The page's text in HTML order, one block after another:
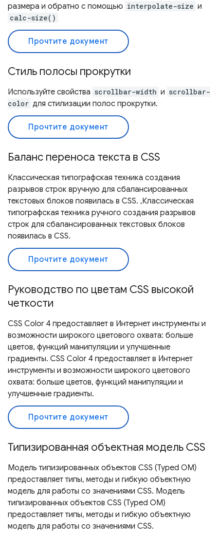
размера и обратно с помощью interpolate-size и
calc-size()
Прочтите документ
Стиль полосы прокрутки
Используйте свойства scrollbar-width и scrollbar-
color для стилизации полос прокрутки.
Прочтите документ
Баланс переноса текста в CSS
Классическая типографская техника создания
разрывов строк вручную для сбалансированных
текстовых блоков появилась в CSS. ,Классическая
типографская техника ручного создания разрывов
строк для сбалансированных текстовых блоков
появилась в CSS.
Прочтите документ
Руководство по цветам CSS высокой
четкости
CSS Color 4 предоставляет в Интернет инструменты и
возможности широкого цветового охвата: больше
цветов, функций манипуляции и улучшенные
градиенты. CSS Color 4 предоставляет в Интернет
инструменты и возможности широкого цветового
охвата: больше цветов, функций манипуляции и
улучшенные градиенты.
Прочтите документ
Типизированная объектная модель CSS
Модель типизированных объектов CSS (Typed OM)
предоставляет типы, методы и гибкую объектную
модель для работы со значениями CSS. Модель
типизированных объектов CSS (Typed OM)
предоставляет типы, методы и гибкую объектную
модель для работы со значениями CSS.